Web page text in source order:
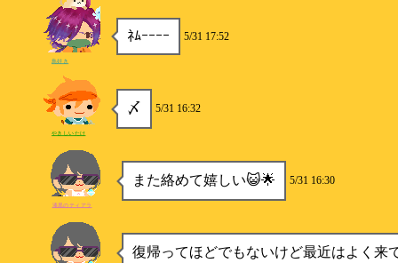
ﾈﾑｰｰｰｰ 5/31 17:52
鳥好き
〆 5/31 16:32
やきしいたけ
また絡めて嬉しい😺🌟 5/31 16:30
漆黒のティアラ
復帰ってほどでもないけど最近はよく来